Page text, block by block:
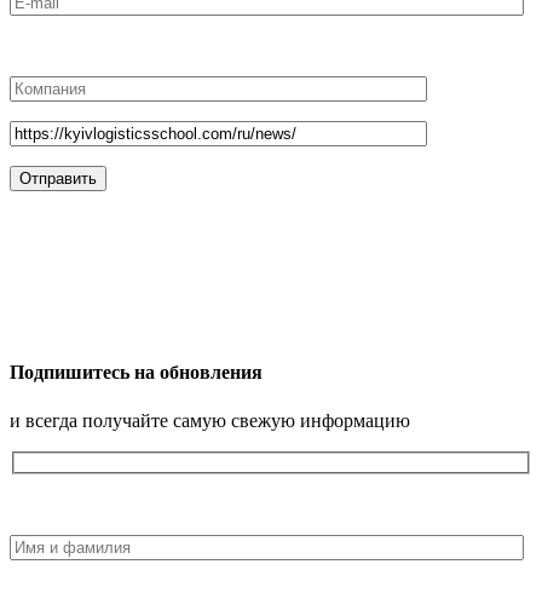
Подпишитесь на обновления
и всегда получайте самую свежую информацию